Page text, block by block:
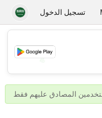
تسجيل الدخول
💖
💕
المصادق عليهم فقط